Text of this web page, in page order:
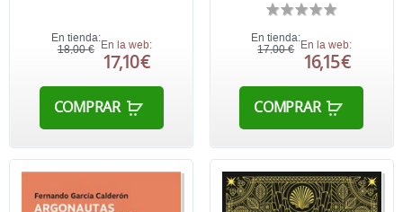
En tienda:
18,00 € En la web:
17,10 €
COMPRAR
En tienda:
17,00 €
En la web:
16,15 €
COMPRAR